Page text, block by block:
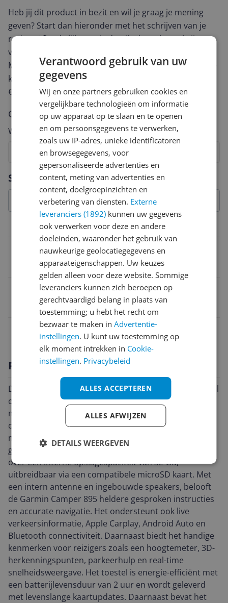
Specificaties
Productinformatie
Verpakkingsinhoud
0753759308469
Overige kenmerken
Productomschrijving
De Garmin Camper 895 is een navigatietoestel speciaal
ontworpen voor kampeerliefhebbers, en is uitgerust
met een breed scala aan praktische functies. Het
compacte toestel heeft een schermgrootte van 8 inch
met een scherpe resolutie van 1280 x 800 pixels,
gehuisvest in een vast ontwerp. Het toestel beschikt
over een interne opslagcapaciteit van 32 GB,
uitbreidbaar via een compatibele microSD kaart. Met
een intern antenne en ingebouwde speakers, belooft
de Garmin Camper 895 heldere gesproken instructies
en accurate navigatie. Het ondersteunt ook live
verkeersinformatie, Apple Carplay, Android Auto en
Bluetooth connectiviteit. Daarnaast biedt het handige
kenmerken voor reizigers zoals een hoogtemeter, 3D-
herkenningspunten, parkeerhulp en real-time
snelheidsweergave. Het toestel is energie-efficiënt met
een batterijlevensduur van 2 uur en wordt geleverd
met levenslange kaartupdates. Daarnaast bevat het
Heb jij dit product in bezit en wil je graag je mening
geven? Start dan hieronder met het schrijven van je
review. Afhankelijk van de details duurt het schrijven
van een review gemiddeld tussen de 3 en 10 minuten.
Met jouw mening help je andere bezoekers een betere
keuze te maken én maak je iedere maand kans op
€250,-!
Klik hier voor de actievoorwaarden.
Cijfer
Welk cijfer geef jij dit product?
6
5
4
3
2
Vraag 1 van 4
Verantwoord gebruik van uw
gegevens
Wij en onze partners gebruiken cookies en
vergelijkbare technologieën om informatie
op uw apparaat op te slaan en te openen
en om persoonsgegevens te verwerken,
zoals uw IP-adres, unieke identificatoren
en browsegegevens, voor
gepersonaliseerde advertenties en
content, meting van advertenties en
content, doelgroepinzichten en
verbetering van diensten. Externe
leveranciers (1892) kunnen uw gegevens
ook verwerken voor deze en andere
doeleinden, waaronder het gebruik van
nauwkeurige geolocatiegegevens en
apparaateigenschappen. Uw keuzes
gelden alleen voor deze website. Sommige
leveranciers kunnen zich beroepen op
gerechtvaardigd belang in plaats van
toestemming; u hebt het recht om
bezwaar te maken inAdvertentie-
instellingen. U kunt uw toestemming op
elk moment intrekken in Cookie-
instellingen. Privacybeleid
ALLES ACCEPTEREN
ALLES AFWIJZEN
DETAILS WEERGEVEN